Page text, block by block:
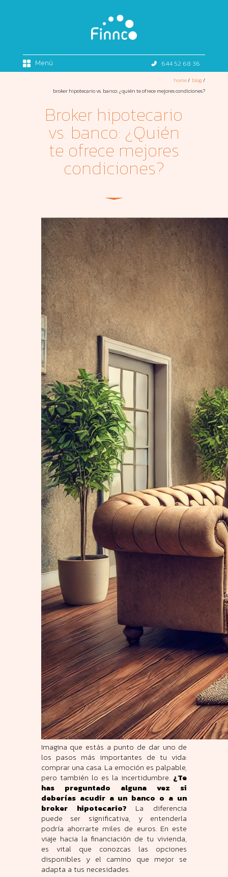
Menú 644 52 68 36
home/ blog/
broker hipotecario vs. banco: ¿quién te ofrece mejores condiciones?
Broker hipotecario
vs. banco: ¿Quién
te ofrece mejores
condiciones?
Imagina que estás a punto de dar uno de
los pasos más importantes de tu vida:
comprar una casa. La emoción es palpable,
pero también lo es la incertidumbre. ¿Te
has preguntado alguna vez si
deberías acudir a un banco o a un
broker hipotecario? La diferencia
puede ser significativa, y entenderla
podría ahorrarte miles de euros. En este
viaje hacia la financiación de tu vivienda,
es vital que conozcas las opciones
disponibles y el camino que mejor se
adapta a tus necesidades.